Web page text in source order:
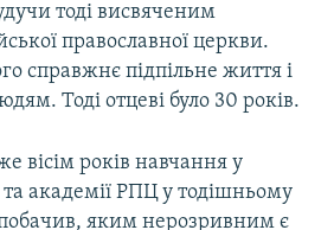
тоді висвяченим
православної церкви.
справжнє підпільне життя і
Тоді отцеві було 30 років.
вісім років навчання у
та академії РПЦ у тодішньому
побачив, яким нерозривним є